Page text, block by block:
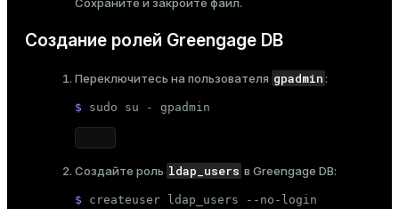
Создание ролей Greengage DB
Переключитесь на пользователя gpadmin:
$ sudo su - gpadmin
Создайте роль ldap_users в Greengage DB:
$ createuser ldap_users --no-login